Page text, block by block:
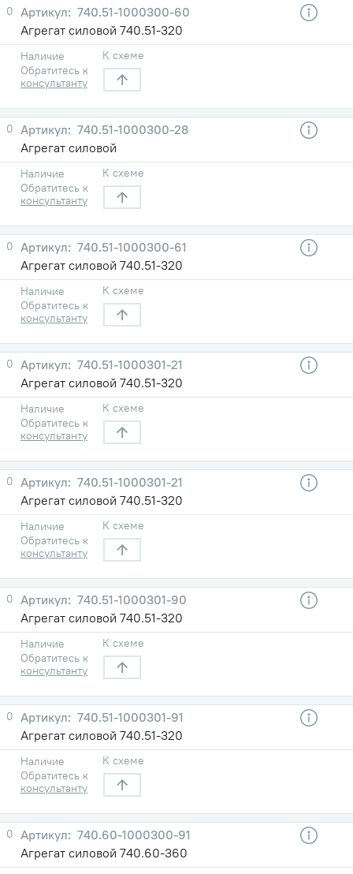
0
740.51-1000300-60
Агрегат силовой 740.51-320
Наличие
Обратитесь к
консультанту
К схеме
0
740.51-1000300-28
Агрегат силовой
Наличие
Обратитесь к
консультанту
К схеме
0
740.51-1000300-61
Агрегат силовой 740.51-320
Наличие
Обратитесь к
консультанту
К схеме
0
740.51-1000301-21
Агрегат силовой 740.51-320
Наличие
Обратитесь к
консультанту
К схеме
0
740.51-1000301-21
Агрегат силовой 740.51-320
Наличие
Обратитесь к
консультанту
К схеме
0
740.51-1000301-90
Агрегат силовой 740.51-320
Наличие
Обратитесь к
консультанту
К схеме
0
740.51-1000301-91
Агрегат силовой 740.51-320
Наличие
Обратитесь к
консультанту
К схеме
0
740.60-1000300-91
Агрегат силовой 740.60-360